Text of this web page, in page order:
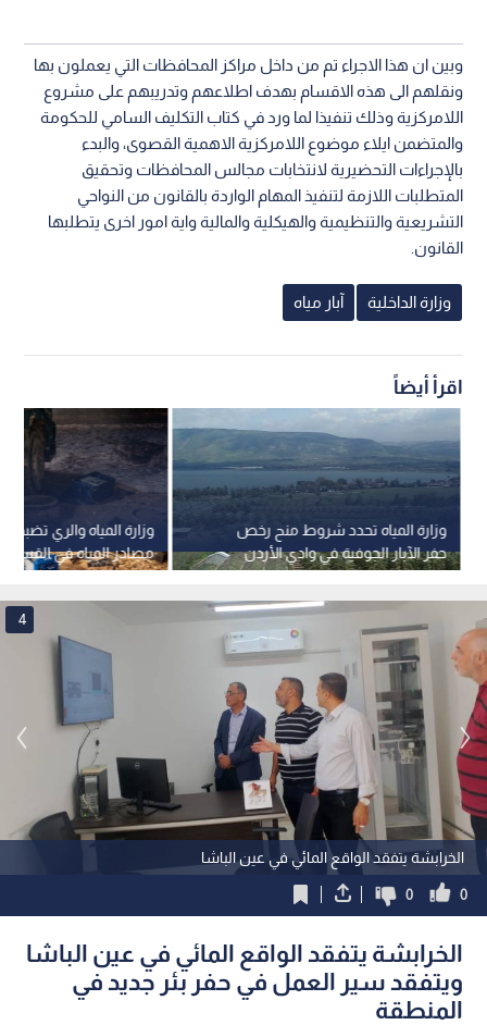
وبين ان هذا الاجراء تم من داخل مراكز المحافظات التي يعملون بها
ونقلهم الى هذه الاقسام بهدف اطلاعهم وتدريبهم على مشروع
اللامركزية وذلك تنفيذا لما ورد في كتاب التكليف السامي للحكومة
والمتضمن ايلاء موضوع اللامركزية الاهمية القصوى، والبدء
بالإجراءات التحضيرية لانتخابات مجالس المحافظات وتحقيق
المتطلبات اللازمة لتنفيذ المهام الواردة بالقانون من النواحي
التشريعية والتنظيمية والهيكلية والمالية واية امور اخرى يتطلبها
القانون.
وزارة الداخلية آبار مياه
اقرأ أيضاً
وزارة المياه والري تضبط
مصادر المياه في
وزارة المياه تحدد شروط منح رخص
حفر الآبار الجوفية في وادي الأردن
الخرابشة يتفقد الواقع المائي في عين الباشا
4
0
0
الخرابشة يتفقد الواقع المائي في عين الباشا
ويتفقد سير العمل في حفر بئر جديد في
المنطقة